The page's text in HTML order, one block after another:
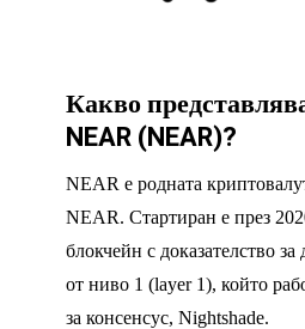
Какво
NEAR (NEAR)?
NEAR е родната
NEAR. Стартиран е през
блокчейн с доказателство
от ниво 1 (layer 1), който
за консенсус, Nightshade.